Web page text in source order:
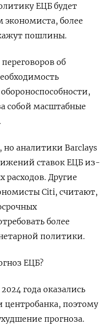
ЕЦБ будет
более
пошлины.
об
собой масштабные
аналитики Barclays
ставок ЕЦБ из-
расходов. Другие
Citi, считают,
более
политики.
ЕЦБ?
года оказались
центробанка, поэтому
прогноза.